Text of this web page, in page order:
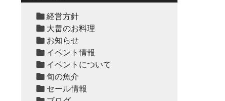
2025年12月10日
休業のお知らせ
年末年始営業日のお知らせ
2025年12月10日
ハタ鍋セット予約受付中
2025年
経営方針
大畠のお料理
お知らせ
イベント情報
イベントについて
旬の魚介
セール情報